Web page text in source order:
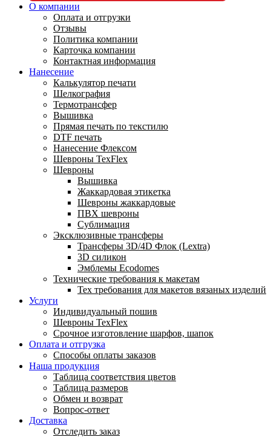
О компании
Оплата и отгрузки
Отзывы
Политика компании
Карточка компании
Контактная информация
Нанесение
Калькулятор печати
Шелкография
Термотрансфер
Вышивка
Прямая печать по текстилю
DTF печать
Нанесение Флексом
Шевроны TexFlex
Шевроны
Вышивка
Жаккардовая этикетка
Шевроны жаккардовые
ПВХ шевроны
Сублимация
Эксклюзивные трансферы
Трансферы 3D/4D Флок (Lextra)
3D силикон
Эмблемы Ecodomes
Технические требования к макетам
Тех требования для макетов вязаных изделий
Услуги
Индивидуальный пошив
Шевроны TexFlex
Срочное изготовление шарфов, шапок
Оплата и отгрузка
Способы оплаты заказов
Наша продукция
Таблица соответствия цветов
Таблица размеров
Обмен и возврат
Вопрос-ответ
Доставка
Отследить заказ